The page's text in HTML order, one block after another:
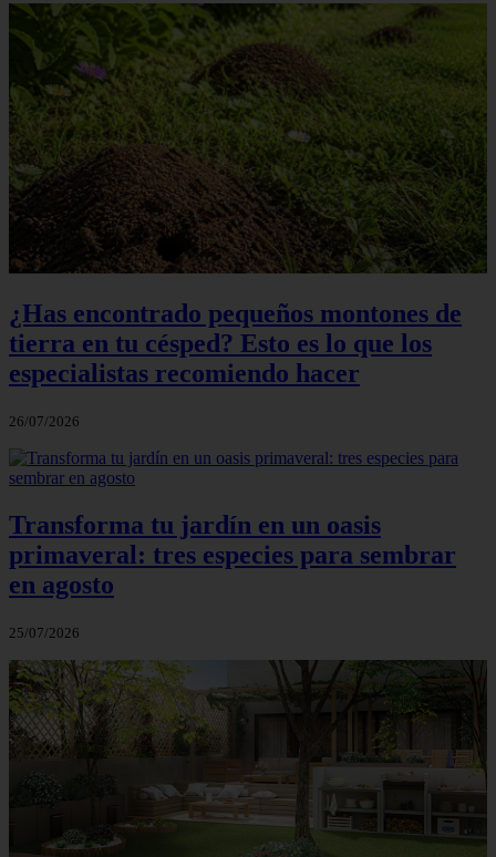
¿Has encontrado pequeños montones de
tierra en tu césped? Esto es lo que los
especialistas recomiendo hacer
26/07/2026
Transforma tu jardín en un oasis
primaveral: tres especies para sembrar
en agosto
25/07/2026